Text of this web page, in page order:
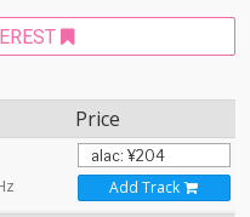
Price
Add Track